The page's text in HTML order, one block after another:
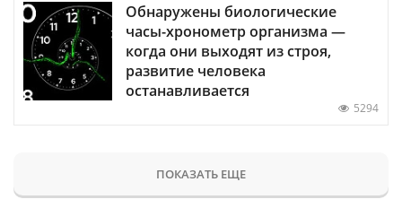
Обнаружены биологические
часы-хронометр организма —
когда они выходят из строя,
развитие человека
останавливается
5294
ПОКАЗАТЬ ЕЩЕ